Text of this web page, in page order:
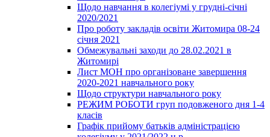
Щодо навчання в колегіумі у грудні-січні
2020/2021
Про роботу закладів освіти Житомира 08-24
січня 2021
Обмежувальні заходи до 28.02.2021 в
Житомирі
Лист МОН про організоване завершення
2020-2021 навчального року
Щодо структури навчального року
РЕЖИМ РОБОТИ груп подовженого дня 1-4
класів
Графік прийому батьків адміністрацією